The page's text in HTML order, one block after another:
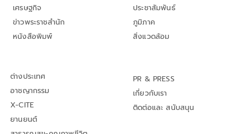
เศรษฐกิจ
ข่าวพระราชสำนัก
หนังสือพิมพ์
ประชาสัมพันธ์
ภูมิภาค
สิ่งแวดล้อม
ต่างประเทศ
อาชญากรรม
X-CITE
ยานยนต์
PR & PRESS
เกี่ยวกับเรา
ติดต่อและ สนับสนุน